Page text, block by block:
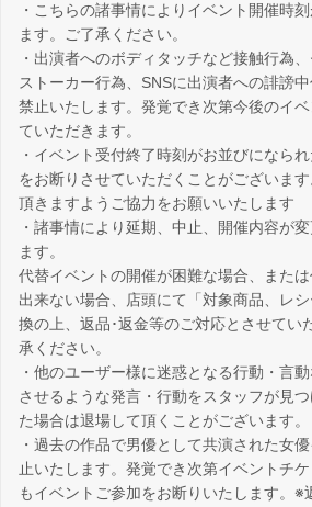
・こちらの諸事情によりイベント開催時
ます。ご了承ください。
・出演者へのボディタッチなど接触行為
ストーカー行為、SNSに出演者への誹謗
禁止いたします。発覚でき次第今後のイ
ていただきます。
・イベント受付終了時刻がお並びになら
をお断りさせていただくことがございま
頂きますようご協力をお願いいたします
・諸事情により延期、中止、開催内容が
ます。
代替イベントの開催が困難な場合、また
出来ない場合、店頭にて「対象商品、レ
換の上、返品･返金等のご対応とさせてい
承ください。
・他のユーザー様に迷惑となる行動・言
させるような発言・行動をスタッフが見
た場合は退場して頂くことがございます。
・過去の作品で男優として共演された女
止いたします。発覚でき次第イベントチ
もイベントご参加をお断りいたします。※